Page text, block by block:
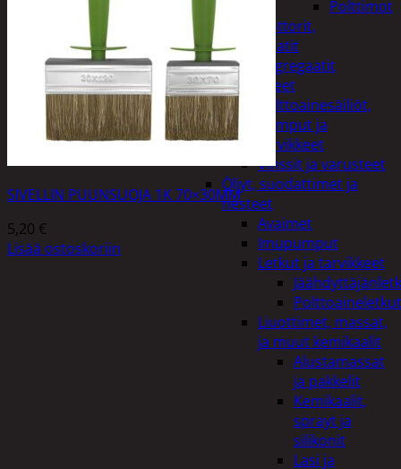
Polttimot
Irtomoottorit,
aggregaatit
Aggregaatit
Lisälaitteet
Polttoainesäiliöt,
pumput ja
tarvikkeet
Vinssit ja varusteet
Öljyt, suodattimet ja
nesteet
Avaimet
Imupumput
Letkut ja tarvikkeet
Polttoaineletkut
Liuottimet, massat,
ja muut kemikaalit
Alustamassat
ja pakkelit
Kemikaalit,
sprayt ja
silikonit
Lasi ja
SIVELLIN PUUNSUOJA 1K 70×30MM
5,20 €
Lisää ostoskoriin